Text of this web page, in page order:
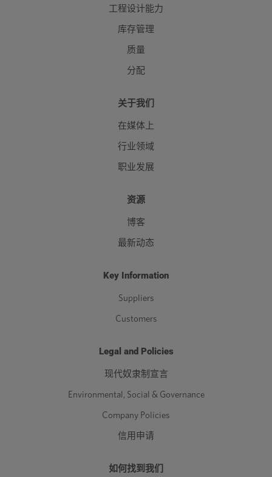
工程设计能力
库存管理
质量
分配
关于我们
在媒体上
行业领域
职业发展
资源
博客
最新动态
Key Information
Suppliers
Customers
Legal and Policies
现代奴隶制宣言
Environmental, Social & Governance
Company Policies
信用申请
如何找到我们